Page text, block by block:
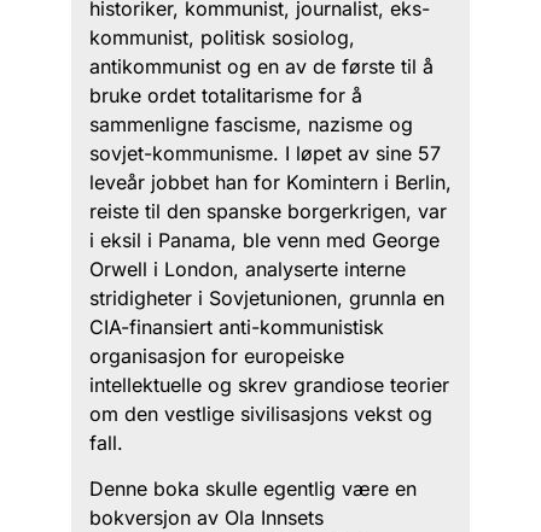
historiker, kommunist, journalist, eks-
kommunist, politisk sosiolog,
antikommunist og en av de første til å
bruke ordet totalitarisme for å
sammenligne fascisme, nazisme og
sovjet-kommunisme. I løpet av sine 57
leveår jobbet han for Komintern i Berlin,
reiste til den spanske borgerkrigen, var
i eksil i Panama, ble venn med George
Orwell i London, analyserte interne
stridigheter i Sovjetunionen, grunnla en
CIA-finansiert anti-kommunistisk
organisasjon for europeiske
intellektuelle og skrev grandiose teorier
om den vestlige sivilisasjons vekst og
fall.
Denne boka skulle egentlig være en
bokversjon av Ola Innsets